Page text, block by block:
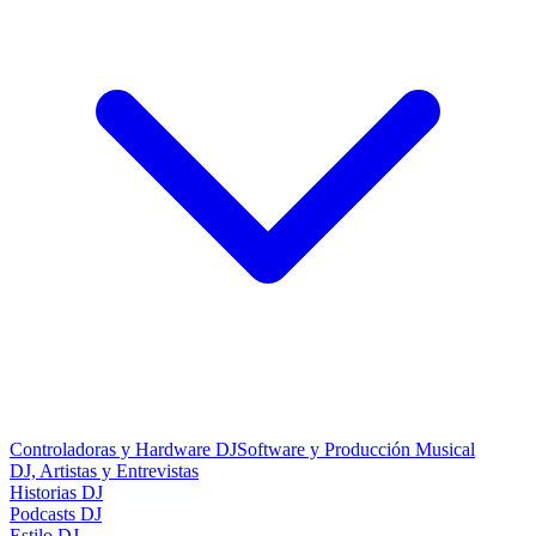
Controladoras y Hardware DJSoftware y Producción Musical
DJ, Artistas y Entrevistas
Historias DJ
Podcasts DJ